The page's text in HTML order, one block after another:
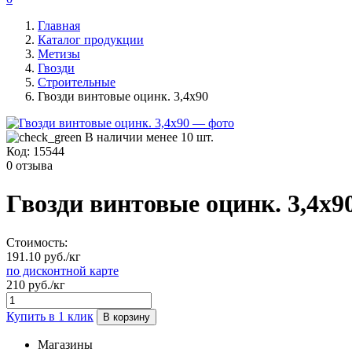
Главная
Каталог продукции
Метизы
Гвозди
Строительные
Гвозди винтовые оцинк. 3,4х90
В наличии менее 10 шт.
Код: 15544
0 отзыва
Гвозди винтовые оцинк.
Стоимость:
191.10 руб./кг
по дисконтной карте
210 руб./кг
Купить в 1 клик В корзину
Магазины